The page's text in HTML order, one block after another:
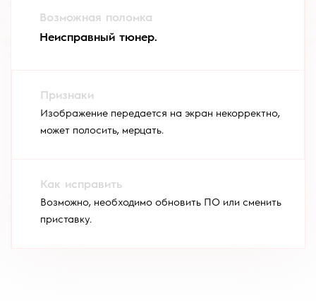
Неисправный тюнер.
Изображение передается на экран некорректно,
может полосить, мерцать.
Возможно, необходимо обновить ПО или сменить
приставку.